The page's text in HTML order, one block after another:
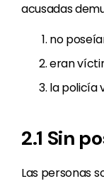
acusadas
no
eran
la policía
2.1 Sin
Las personas